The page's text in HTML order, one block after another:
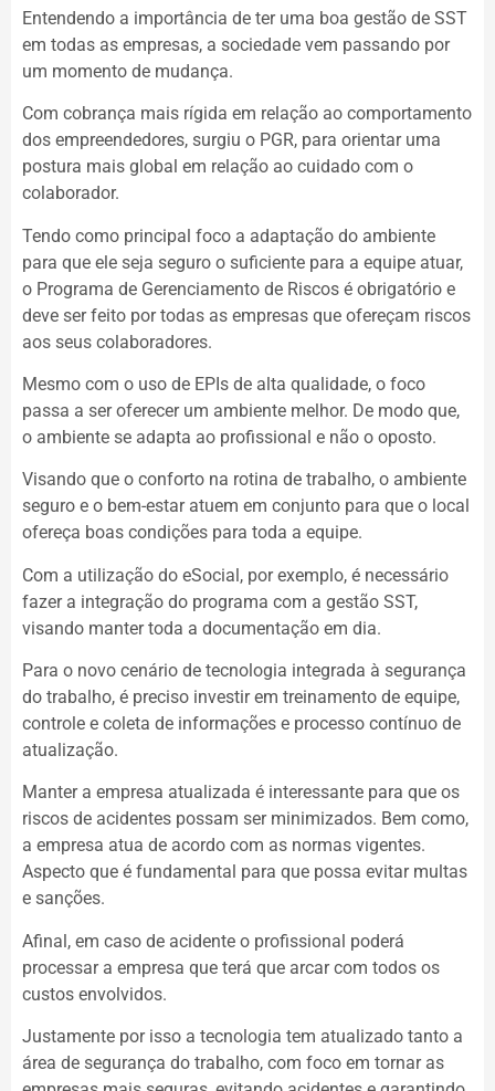
Entendendo a importância de ter uma boa gestão de SST
em todas as empresas, a sociedade vem passando por
um momento de mudança.
Com cobrança mais rígida em relação ao comportamento
dos empreendedores, surgiu o PGR, para orientar uma
postura mais global em relação ao cuidado com o
colaborador.
Tendo como principal foco a adaptação do ambiente
para que ele seja seguro o suficiente para a equipe atuar,
o Programa de Gerenciamento de Riscos é obrigatório e
deve ser feito por todas as empresas que ofereçam riscos
aos seus colaboradores.
Mesmo com o uso de EPIs de alta qualidade, o foco
passa a ser oferecer um ambiente melhor. De modo que,
o ambiente se adapta ao profissional e não o oposto.
Visando que o conforto na rotina de trabalho, o ambiente
seguro e o bem-estar atuem em conjunto para que o local
ofereça boas condições para toda a equipe.
Com a utilização do eSocial, por exemplo, é necessário
fazer a integração do programa com a gestão SST,
visando manter toda a documentação em dia.
Para o novo cenário de tecnologia integrada à segurança
do trabalho, é preciso investir em treinamento de equipe,
controle e coleta de informações e processo contínuo de
atualização.
Manter a empresa atualizada é interessante para que os
riscos de acidentes possam ser minimizados. Bem como,
a empresa atua de acordo com as normas vigentes.
Aspecto que é fundamental para que possa evitar multas
e sanções.
Afinal, em caso de acidente o profissional poderá
processar a empresa que terá que arcar com todos os
custos envolvidos.
Justamente por isso a tecnologia tem atualizado tanto a
área de segurança do trabalho, com foco em tornar as